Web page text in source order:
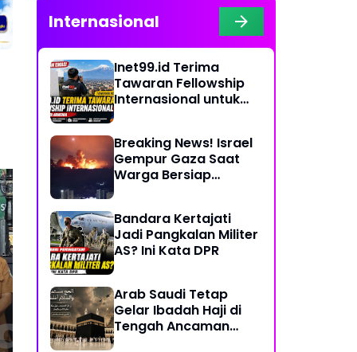
Dirut Baru RSUD
Majalengka dan
Keluarga Pasien Beri
Apresiasi
Internasional
Inet99.id Terima
Tawaran Fellowship
Internasional untuk
Breaking News! Israel
Gempur Gaza Saat
Warga Bersiap
Bandara Kertajati
Jadi Pangkalan Militer
AS? Ini Kata DPR
Arab Saudi Tetap
Gelar Ibadah Haji di
Tengah Ancaman